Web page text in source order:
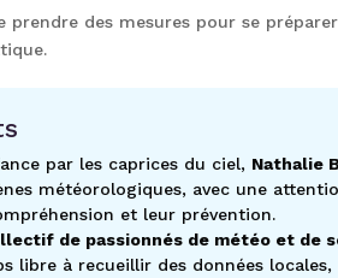
prendre des mesures pour se
par les caprices du ciel, Nathalie
météorologiques, avec une
et leur prévention.
de passionnés de météo et de
libre à recueillir des données locales,